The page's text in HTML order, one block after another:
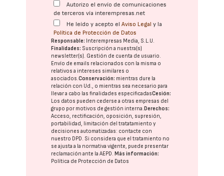
Autorizo el envío de comunicaciones
de terceros vía interempresas.net
He leído y acepto elAviso Legal y la
Política de Protección de Datos
Responsable: Interempresas Media, S.L.U.
Finalidades: Suscripción a nuestra(s)
newsletter(s). Gestión de cuenta de usuario.
Envío de emails relacionados con la misma o
relativos a intereses similares o
asociados.Conservación: mientras dure la
relación con Ud., o mientras sea necesario para
llevar a cabo las finalidades especificadasCesión:
Los datos pueden cederse a otras empresas del
grupo por motivos de gestión interna.Derechos:
Acceso, rectificación, oposición, supresión,
portabilidad, limitación del tratatamiento y
decisiones automatizadas: contacte con
nuestro DPD. Si considera que el tratamiento no
se ajusta a la normativa vigente, puede presentar
reclamación ante laAEPD.Más información:
Política de Protección de Datos